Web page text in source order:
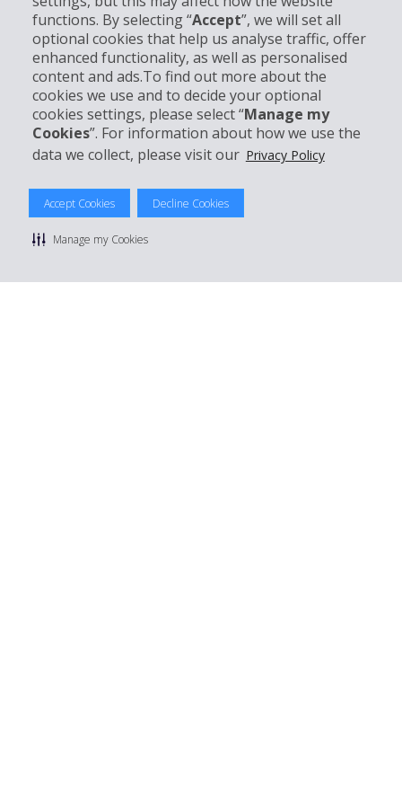
functions. By selecting “Accept”, we will set all
optional cookies that help us analyse traffic, offer
enhanced functionality, as well as personalised
content and ads.To find out more about the
cookies we use and to decide your optional
cookies settings, please select “Manage my
Cookies”. For information about how we use the
data we collect, please visit our Privacy Policy
Accept Cookies Decline Cookies
Manage my Cookies
Entreprise
Support client
Réserver avec Hertz
© 2026 The Hertz System, Inc.
Politique de confidentialité
Conditions de location |